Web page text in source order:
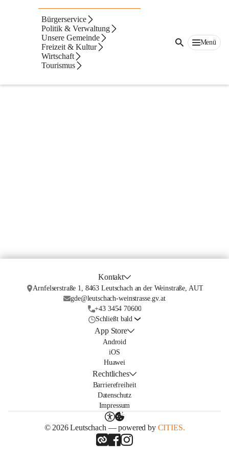
Bürgerservice
Politik & Verwaltung
Unsere Gemeinde
Freizeit & Kultur
Wirtschaft
Tourismus
Menü
Erlebnisse
Kontakt
Arnfelserstraße 1, 8463 Leutschach an der Weinstraße, AUT
gde@leutschach-weinstrasse.gv.at
+43 3454 70600
Schließt bald
App Store
Android
iOS
Huawei
Rechtliches
Barrierefreiheit
Datenschutz
Impressum
© 2026 Leutschach — powered by CITIES.